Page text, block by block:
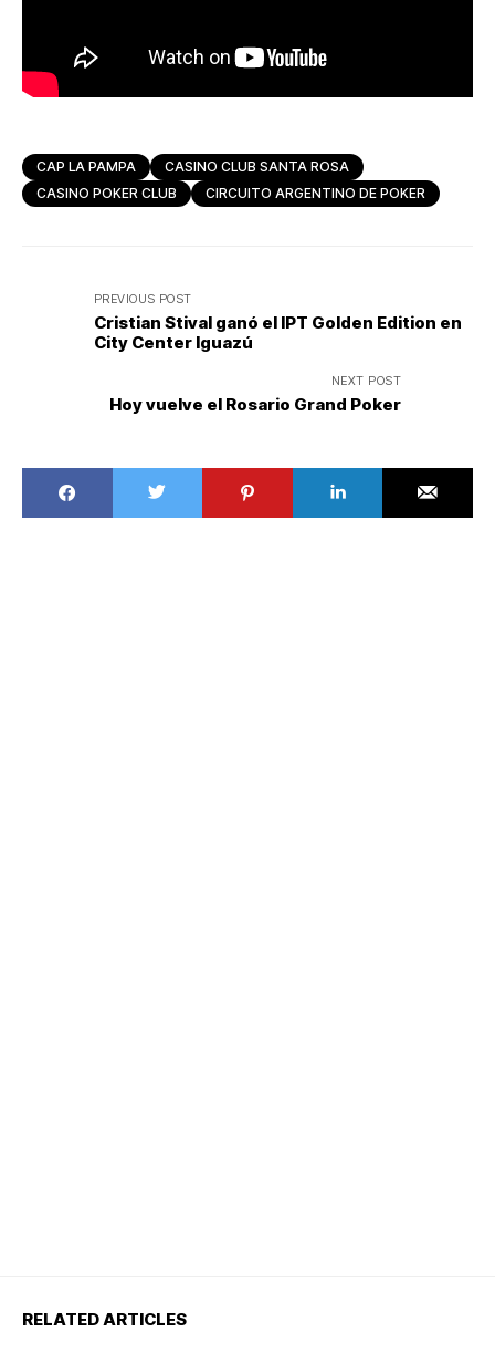
CAP LA PAMPA
CASINO CLUB SANTA ROSA
CASINO POKER CLUB
CIRCUITO ARGENTINO DE POKER
PREVIOUS POST
Cristian Stival ganó el IPT Golden Edition en
City Center Iguazú
NEXT POST
Hoy vuelve el Rosario Grand Poker
RELATED ARTICLES